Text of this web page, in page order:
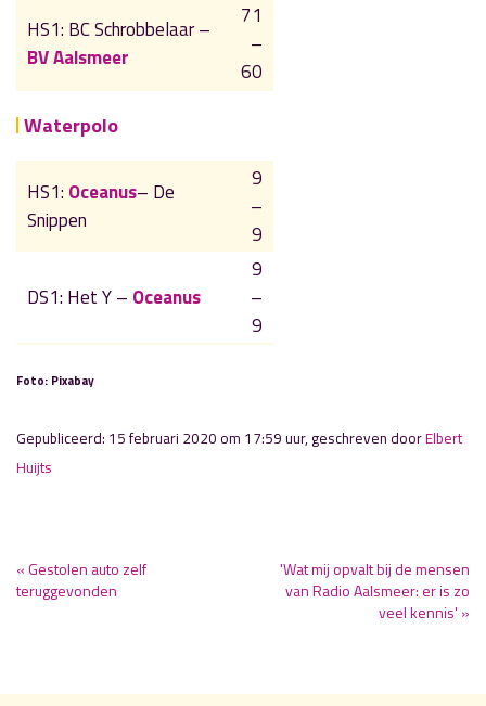
HS1: BC Schrobbelaar –
BV Aalsmeer
71
–
60
Waterpolo
HS1: Oceanus– De
Snippen
9
–
9
DS1: Het Y – Oceanus
9
–
9
Foto: Pixabay
Gepubliceerd: 15 februari 2020 om 17:59 uur, geschreven doorElbert
Huijts
« Gestolen auto zelf
teruggevonden
'Wat mij opvalt bij de mensen
van Radio Aalsmeer: er is zo
veel kennis' »